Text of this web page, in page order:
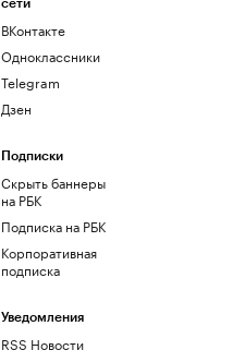
сети
ВКонтакте
Одноклассники
Telegram
Дзен
Подписки
Скрыть баннеры
на РБК
Подписка на РБК
Корпоративная
подписка
Уведомления
RSS Новости